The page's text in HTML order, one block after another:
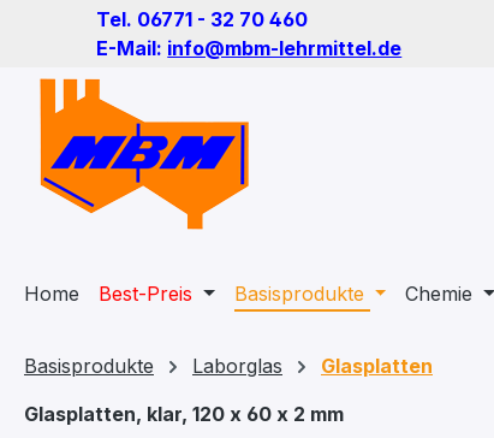
Hauptinhalt springen
Zur Suche springen
Zur Hauptnavigation springen
Tel. 06771 - 32 70 460
E-Mail: info@mbm-lehrmittel.de
Home Best-Preis Basisprodukte Chemie
Basisprodukte Laborglas
Glasplatten
Glasplatten, klar, 120 x 60 x 2 mm